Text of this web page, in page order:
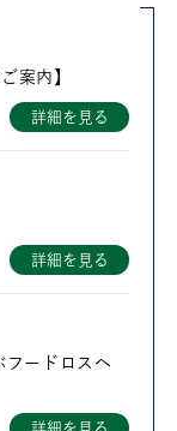
案内】
詳細を見る
詳細を見る
フードロスへ